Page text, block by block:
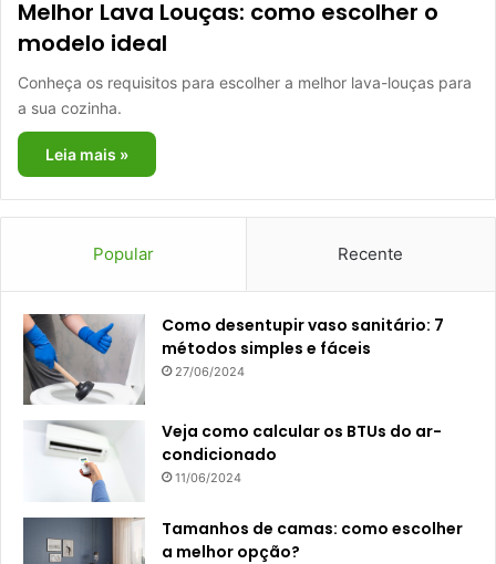
Melhor Lava Louças: como escolher o
modelo ideal
Conheça os requisitos para escolher a melhor lava-louças para
a sua cozinha.
Leia mais »
Popular Recente
Como desentupir vaso sanitário: 7
métodos simples e fáceis
27/06/2024
Veja como calcular os BTUs do ar-
condicionado
11/06/2024
Tamanhos de camas: como escolher
a melhor opção?